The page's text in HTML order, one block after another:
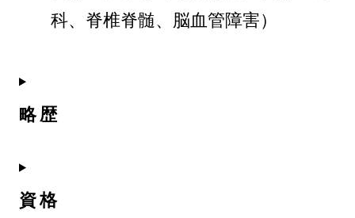
科、脊椎脊髄、脳血管障害）
略歴
資格